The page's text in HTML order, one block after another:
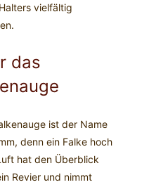
vielfältig
das
ist der Name
denn ein Falke hoch
hat den Überblick
Revier und nimmt